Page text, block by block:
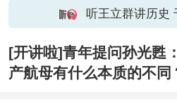
听王立群讲历史
[开讲啦]青年提问孙光甦
产航母有什么本质的不同